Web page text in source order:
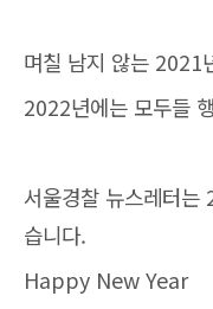
며칠 남지 않는 2021
2022년에는 모두들
서울경찰 뉴스레터는
습니다.
Happy New Year